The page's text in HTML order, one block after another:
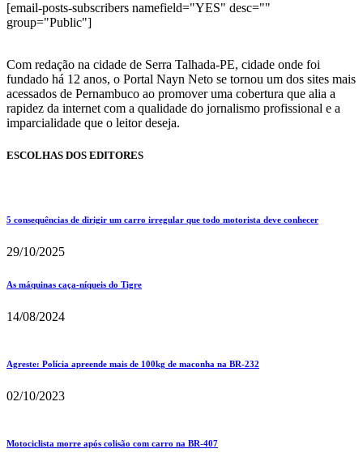
[email-posts-subscribers namefield="YES" desc=""
group="Public"]
Com redação na cidade de Serra Talhada-PE, cidade onde foi
fundado há 12 anos, o Portal Nayn Neto se tornou um dos sites mais
acessados de Pernambuco ao promover uma cobertura que alia a
rapidez da internet com a qualidade do jornalismo profissional e a
imparcialidade que o leitor deseja.
ESCOLHAS DOS EDITORES
5 consequências de dirigir um carro irregular que todo motorista deve conhecer
29/10/2025
As máquinas caça-níqueis do Tigre
14/08/2024
Agreste: Polícia apreende mais de 100kg de maconha na BR-232
02/10/2023
Motociclista morre após colisão com carro na BR-407